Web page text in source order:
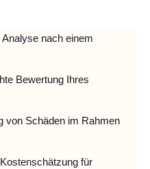
Analyse nach einem
Bewertung Ihres
von Schäden im Rahmen
für